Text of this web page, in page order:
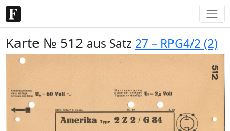
Karte № 512 aus Satz 27 – RPG4/2 (2)